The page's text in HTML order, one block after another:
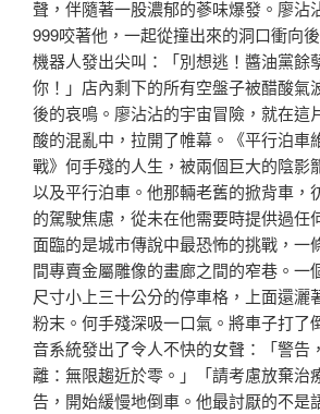
聲，伴隨著一股濃郁的蔘味爆發。廖沾
999咬著他，一起從撞出來的洞口衝向
機器人發出尖叫：「別想逃！醬油黨餘
你！」店內剩下的所有空盤子被醋酸氣
後的哀鳴。廖沾沾的宇宙冒險，就在這
酸的混亂中，拉開了帷幕。《平行泊車
戰》何手殘的人生，被兩個巨大的陰影
以及平行泊車。他那輛老舊的掀背車，
的駕駛焦慮，從未在他需要時提供過任
面臨的是城市傳說中最恐怖的挑戰，一
間專賣金屬雕像的畫廊之間的窄巷。一
尺寸小上三十公分的停車格，上面還灑
粉末。何手殘深吸一口氣。將車子打了
音系統發出了令人不快的女聲：「警告
離：無限趨近於零。」「請考慮放棄治
告，開始緩慢地倒車。他最討厭的不是